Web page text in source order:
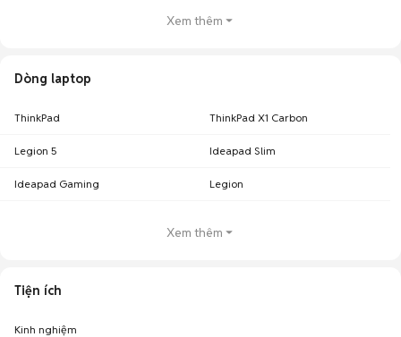
Xem thêm
Dòng laptop
ThinkPad ThinkPad X1 Carbon
Legion 5 Ideapad Slim
Ideapad Gaming Legion
Xem thêm
Tiện ích
Kinh nghiệm